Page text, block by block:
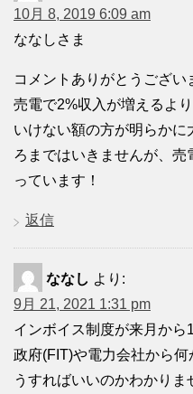
10月 8, 2019 6:09 am
ななしさま
コメントありがとうござい
売電で2%収入が増えるよ
いけない額の方が明らかに
ろまではいきませんが、
っています！
返信
ななし より:
9月 21, 2021 1:31 pm
インボイス制度が来月か
政府(FIT)や電力会社から
うすればいいのかわかりま